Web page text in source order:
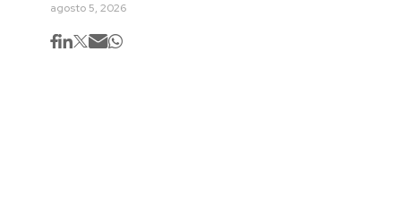
agosto 5, 2026